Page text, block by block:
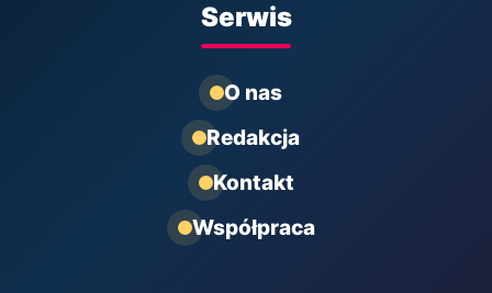
Serwis
O nas
Redakcja
Kontakt
Współpraca